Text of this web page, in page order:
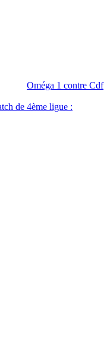
Oméga 1 contre Cdf
de 4ème ligue :